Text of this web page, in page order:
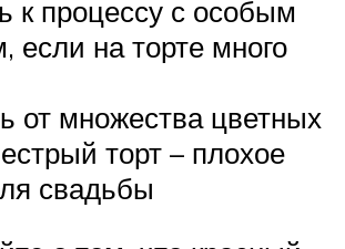
к процессу с особым
если на торте много
от множества цветных
торт – плохое
свадьбы